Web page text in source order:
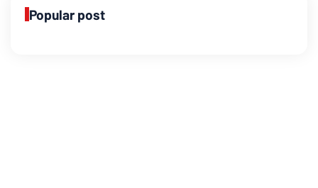
Popular post